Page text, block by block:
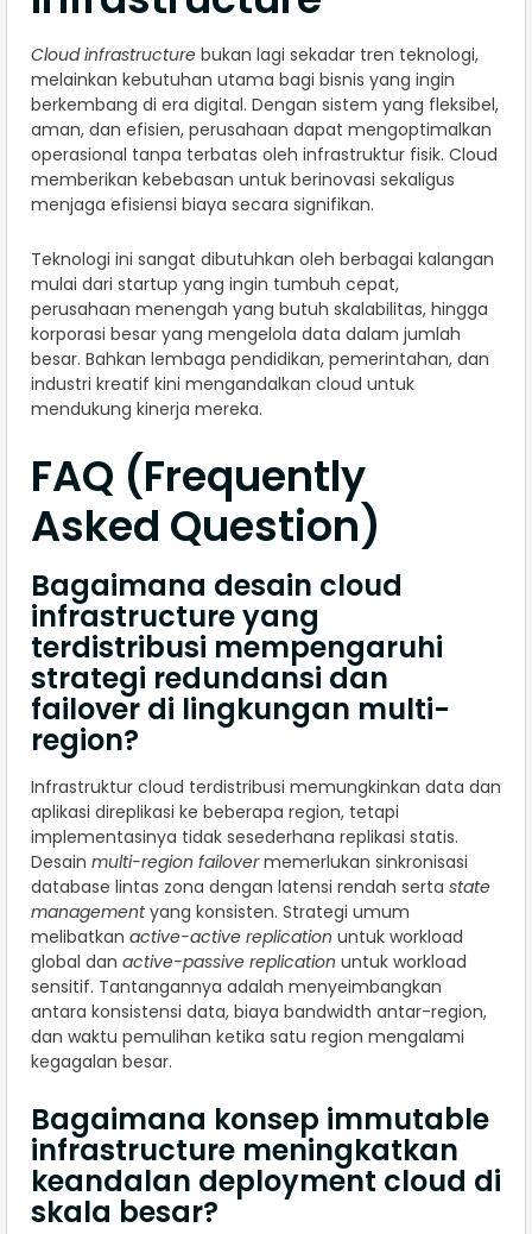
Cloud infrastructure bukan lagi sekadar tren teknologi,
melainkan kebutuhan utama bagi bisnis yang ingin
berkembang di era digital. Dengan sistem yang fleksibel,
aman, dan efisien, perusahaan dapat mengoptimalkan
operasional tanpa terbatas oleh infrastruktur fisik. Cloud
memberikan kebebasan untuk berinovasi sekaligus
menjaga efisiensi biaya secara signifikan.
Teknologi ini sangat dibutuhkan oleh berbagai kalangan
mulai dari startup yang ingin tumbuh cepat,
perusahaan menengah yang butuh skalabilitas, hingga
korporasi besar yang mengelola data dalam jumlah
besar. Bahkan lembaga pendidikan, pemerintahan, dan
industri kreatif kini mengandalkan cloud untuk
mendukung kinerja mereka.
FAQ (Frequently
Asked Question)
Bagaimana desain cloud
infrastructure yang
terdistribusi mempengaruhi
strategi redundansi dan
failover di lingkungan multi-
region?
Infrastruktur cloud terdistribusi memungkinkan data dan
aplikasi direplikasi ke beberapa region, tetapi
implementasinya tidak sesederhana replikasi statis.
Desain multi-region failovermemerlukan sinkronisasi
database lintas zona dengan latensi rendah serta state
managementyang konsisten. Strategi umum
melibatkan active-active replication untuk workload
global dan active-passive replication untuk workload
sensitif. Tantangannya adalah menyeimbangkan
antara konsistensi data, biaya bandwidth antar-region,
dan waktu pemulihan ketika satu region mengalami
kegagalan besar.
Bagaimana konsep immutable
infrastructure meningkatkan
keandalan deployment cloud di
skala besar?